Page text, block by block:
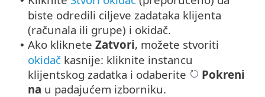
biste odredili ciljeve zadataka klijenta
(računala ili grupe) i okidač.
• Ako kliknete Zatvori, možete stvoriti
okidač kasnije: kliknite instancu
klijentskog zadatka i odaberite
Pokreni
na u padajućem izborniku.